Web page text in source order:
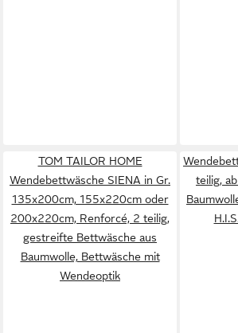
TOM TAILOR HOME
Wendebettwäsche SIENA in Gr.
135x200cm, 155x220cm oder
200x220cm, Renforcé, 2 teilig,
gestreifte Bettwäsche aus
Baumwolle, Bettwäsche mit
Wendeoptik
teilig,